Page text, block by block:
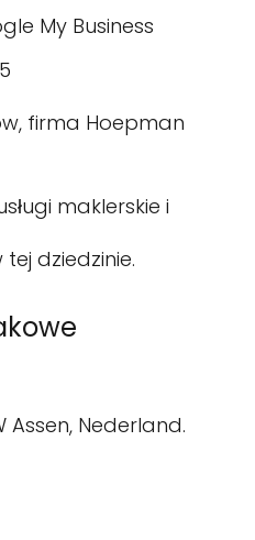
My Business
firma Hoepman
maklerskie i
dziedzinie.
Assen, Nederland.